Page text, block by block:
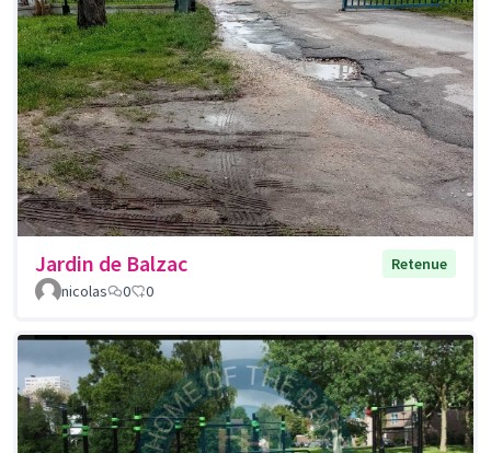
Jardin de Balzac
Retenue
nicolas
0 0